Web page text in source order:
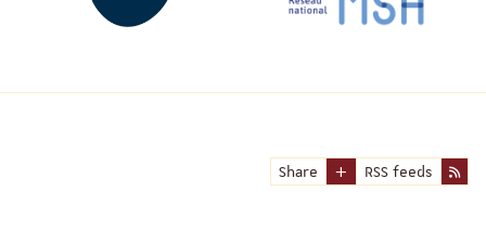
Share RSS feeds